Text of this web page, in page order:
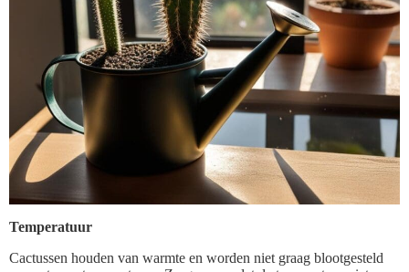
Temperatuur
Cactussen houden van warmte en worden niet graag blootgesteld